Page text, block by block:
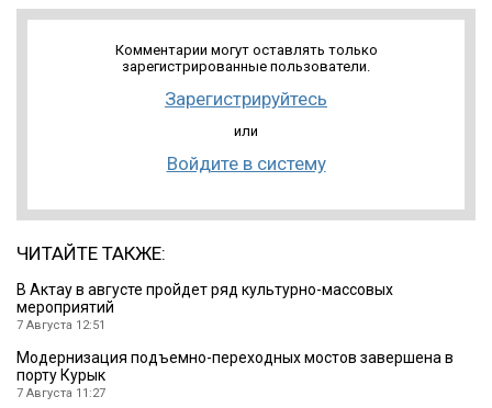
Комментарии могут оставлять только
зарегистрированные пользователи.
Зарегистрируйтесь
или
Войдите в систему
ЧИТАЙТЕ ТАКЖЕ:
В Актау в августе пройдет ряд культурно-массовых
мероприятий
7 Августа 12:51
Модернизация подъемно-переходных мостов завершена в
порту Курык
7 Августа 11:27